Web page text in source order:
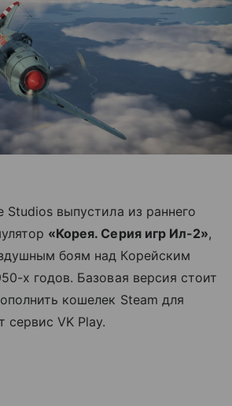
Studios выпустила из раннего
«Корея. Серия игр Ил-2»,
боям над Корейским
х годов. Базовая версия стоит
кошелек Steam для
сервис VK Play.